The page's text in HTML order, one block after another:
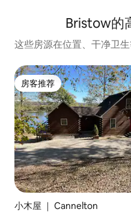
Bristow的
这些房源在位置、干净卫
房客推荐
房客推荐
小木屋 ｜ Cannelton